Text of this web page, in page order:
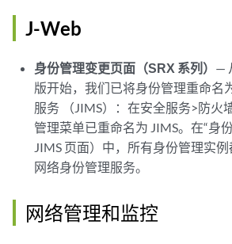
J-Web
身份管理变更页面（SRX 系列） —
版开始，我们已将身份管理重命名
服务 （JIMS）：在安全服务>防火
管理菜单已重命名为 JIMS。在“身
JIMS 页面）中，所有身份管理实
网络身份管理服务。
网络管理和监控